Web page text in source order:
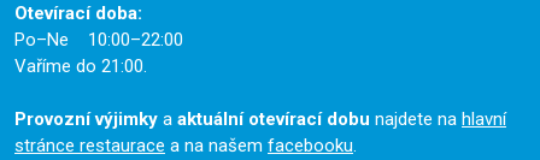
Otevírací doba:
Po–Ne 10:00–22:00
Vaříme do 21:00.
Provozní výjimky a aktuální otevírací dobu najdete na hlavní
stránce restaurace a na našem facebooku